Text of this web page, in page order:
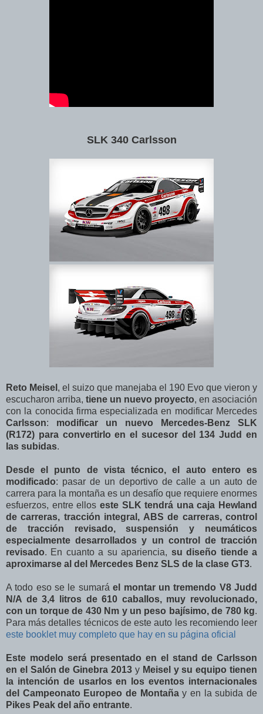
SLK 340 Carlsson
Reto Meisel , el suizo que manejaba el 190 Evo que vieron y
escucharon arriba, tiene un nuevo proyecto, en asociación
con la conocida firma especializada en modificar Mercedes
Carlsson: modificar un nuevo Mercedes-Benz SLK
(R172) para convertirlo en el sucesor del 134 Judd en
las subidas.
Desde el punto de vista técnico, el auto entero es
modificado: pasar de un deportivo de calle a un auto de
carrera para la montaña es un desafío que requiere enormes
esfuerzos, entre ellos este SLK tendrá una caja Hewland
de carreras, tracción integral, ABS de carreras, control
de tracción revisado, suspensión y neumáticos
especialmente desarrollados y un control de tracción
revisado. En cuanto a su apariencia, su diseño tiende a
aproximarse al del Mercedes Benz SLS de la clase GT3.
A todo eso se le sumaráel montar un tremendo V8 Judd
N/A de 3,4 litros de 610 caballos, muy revolucionado,
con un torque de 430 Nm y un peso bajísimo, de 780 kg.
Para más detalles técnicos de este auto les recomiendo leer
este booklet muy completo que hay en su página oficial
Este modelo será presentado en el stand de Carlsson
en el Salón de Ginebra 2013 y Meisel y su equipo tienen
la intención de usarlos en los eventos internacionales
del Campeonato Europeo de Montañay en la subida de
Pikes Peak del año entrante.